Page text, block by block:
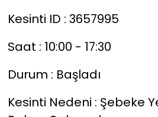
Kesinti ID : 3657995
Saat : 10:00 - 17:30
Durum : Başladı
Kesinti Nedeni : Şebeke